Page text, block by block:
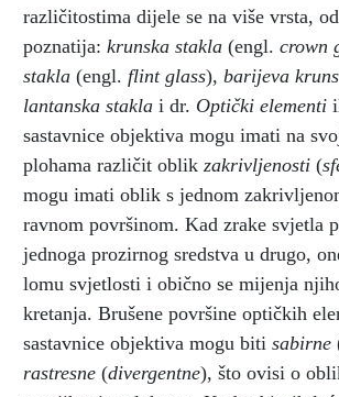
različitostima dijele se na više vrsta,
poznatija: krunska stakla (engl. crown
stakla (engl. flint glass), barijeva
lantanska stakla i dr. Optički elementi
sastavnice objektiva mogu imati na
plohama različit oblik zakrivljenosti (
mogu imati oblik s jednom
ravnom površinom. Kad zrake svjetla
jednoga prozirnog sredstva u drugo,
lomu svjetlosti i obično se mijenja
kretanja. Brušene površine optičkih
sastavnice objektiva mogu biti sabirne
rastresne (divergentne), što ovisi o